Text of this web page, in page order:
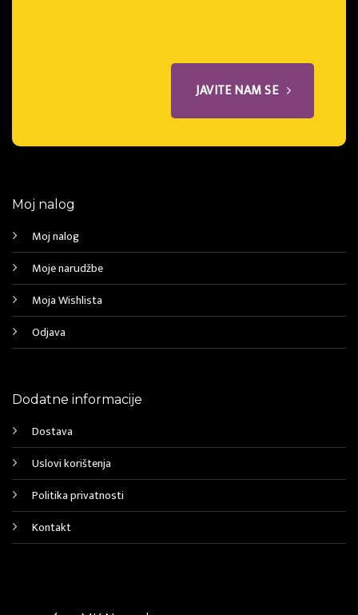
JAVITE NAM SE
Moj nalog
Moj nalog
Moje narudžbe
Moja Wishlista
Odjava
Dodatne informacije
Dostava
Uslovi korištenja
Politika privatnosti
Kontakt